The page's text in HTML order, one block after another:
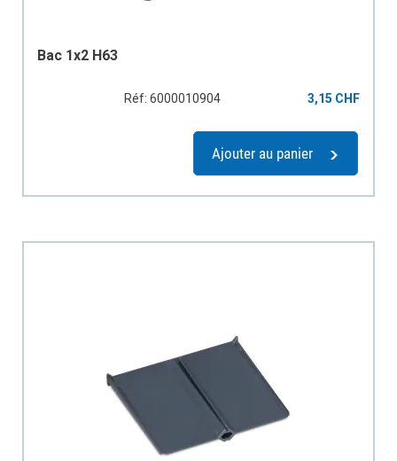
Bac 1x2 H63
Réf: 6000010904 3,15 CHF
Ajouter au panier